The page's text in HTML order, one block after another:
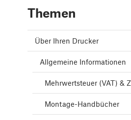
Themen
Über Ihren Drucker
Allgemeine Informationen
Mehrwertsteuer (VAT) &
Montage-Handbücher